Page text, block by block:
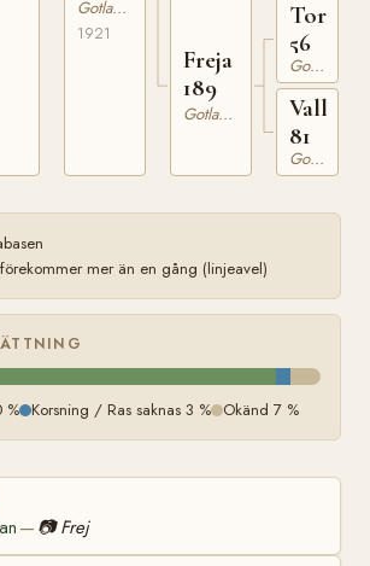
Gotlandsruss
1921
Freja
189
Gotlandsruss
Tor
56
Gotlandsruss
Vally
81
Gotlandsruss
mer än en gång (linjeavel)
% Korsning / Ras saknas 3 % Okänd 7 %
— 📷 Frej